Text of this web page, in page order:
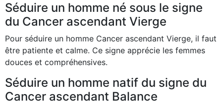
Séduire un homme né sous le signe
du Cancer ascendant Vierge
Pour séduire un homme Cancer ascendant Vierge, il faut
être patiente et calme. Ce signe apprécie les femmes
douces et compréhensives.
Séduire un homme natif du signe du
Cancer ascendant Balance